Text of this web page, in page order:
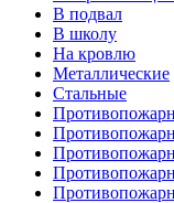
В подвал
В школу
На кровлю
Металлические
Стальные